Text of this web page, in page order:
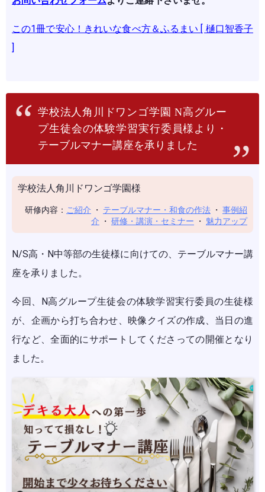
この1冊で安心！きれいな食べ方＆ふるまい [ 樋口智香子
学校法人角川ドワンゴ学園 N高グルー
プ生徒会の体験学習実行委員様より・
テーブルマナー講座を承りました
学校法人角川ドワンゴ学園様
研修内容： ご紹介 ・ テーブルマナー・和食の作法 ・ 事例紹
介 ・ 研修・講演・セミナー ・ 魅力アップ
N/S高・N中等部の生徒様に向けての、テーブルマナー講
座を承りました。
今回、N高グループ生徒会の体験学習実行委員の生徒様
が、企画から打ち合わせ、映像クイズの作成、当日の進
行など、全面的にサポートしてくださっての開催となり
ました。